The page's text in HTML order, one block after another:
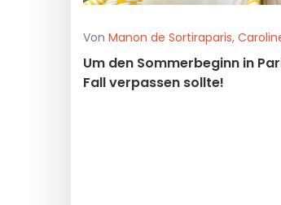
Von Manon de Sortiraparis,
Um den Sommerbeginn in
Fall verpassen sollte!